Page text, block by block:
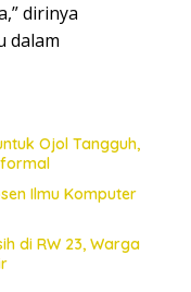
dirinya
dalam
Ojol Tangguh,
Ilmu Komputer
di RW 23, Warga